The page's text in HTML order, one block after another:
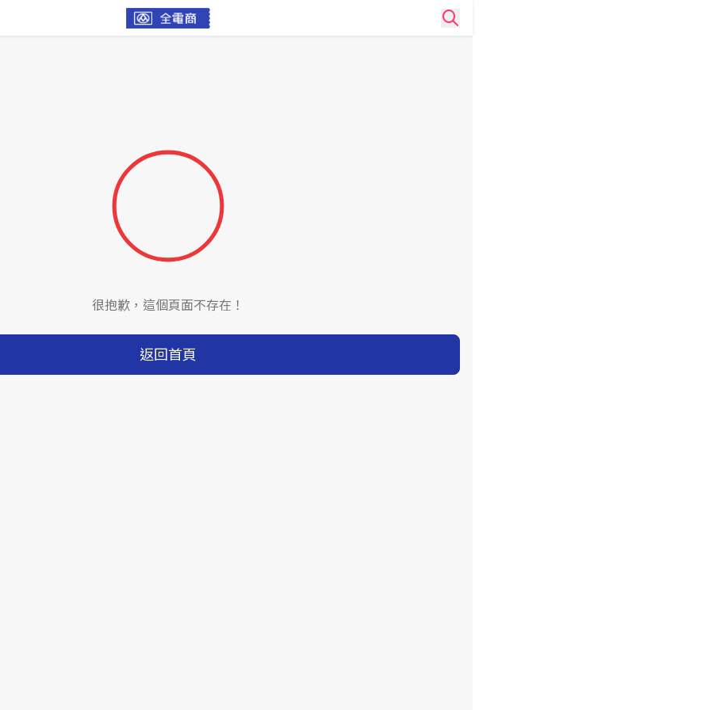
很抱歉，這個頁面不存在！
返回首頁